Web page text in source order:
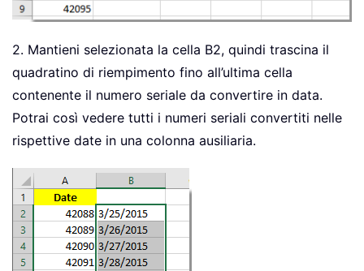
2. Mantieni selezionata la cella B2, quindi trascina il
quadratino di riempimento fino all’ultima cella
contenente il numero seriale da convertire in data.
Potrai così vedere tutti i numeri seriali convertiti nelle
rispettive date in una colonna ausiliaria.